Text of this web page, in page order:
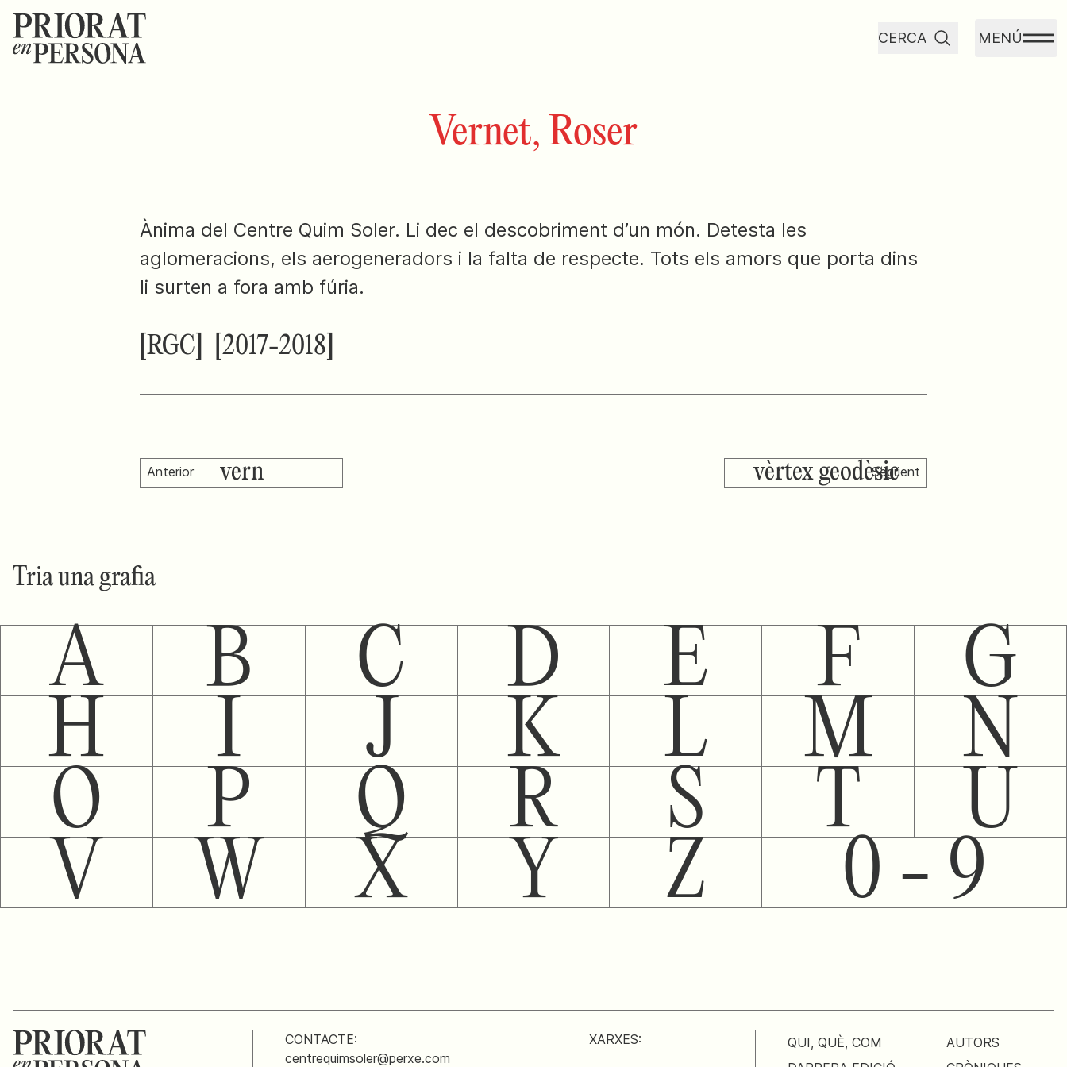
CERCA MENÚ
Vernet, Roser
Ànima del Centre Quim Soler. Li dec el descobriment d’un món. Detesta les
aglomeracions, els aerogeneradors i la falta de respecte. Tots els amors que porta dins
li surten a fora amb fúria.
[RGC] [2017-2018]
Anterior vern Següent
vèrtex geodèsic
Tria una grafia
A B C D E F G
H I J K L M N
O P Q R S T U
V W X Y Z 0 - 9
CONTACTE:
centrequimsoler@perxe.com
XARXES:
QUI, QUÈ, COM
AUTORS